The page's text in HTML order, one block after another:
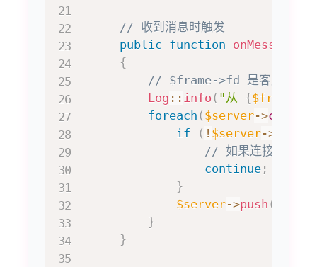
// 收到消息时触发
public function onMessage
{
// $frame->fd 是客户端 id
Log :: info ( "从 {$frame
foreach ( $server->
if
( ! $server->
// 如果连接不可用
continue;
}
$server->push (
}
}